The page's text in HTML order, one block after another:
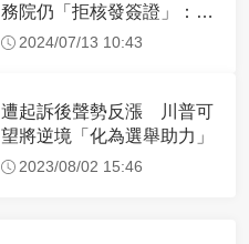
務院仍「拒核發簽證」：追
究責任
2024/07/13 10:43
遭起訴後聲勢反漲 川普可
望將逆境「化為選舉助力」
2023/08/02 15:46